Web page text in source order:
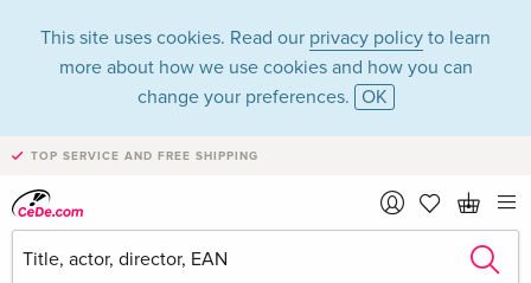
This site uses cookies. Read our privacy policy to learn
more about how we use cookies and how you can
change your preferences. OK
TOP SERVICE AND FREE SHIPPING